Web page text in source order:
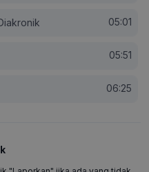
05:01
05:51
06:25